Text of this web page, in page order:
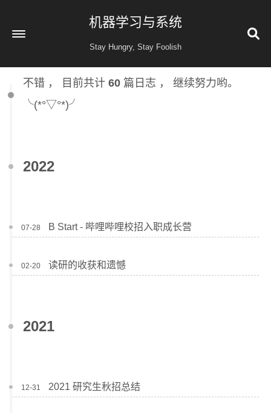
机器学习与系统
Stay Hungry, Stay Foolish
首页
读书
不错 ， 目前共计 60 篇日志 ， 继续努力哟。
╰(*°▽°*)╯
2022
07-28 B Start - 哔哩哔哩校招入职成长营
02-20 读研的收获和遗憾
2021
12-31 2021 研究生秋招总结